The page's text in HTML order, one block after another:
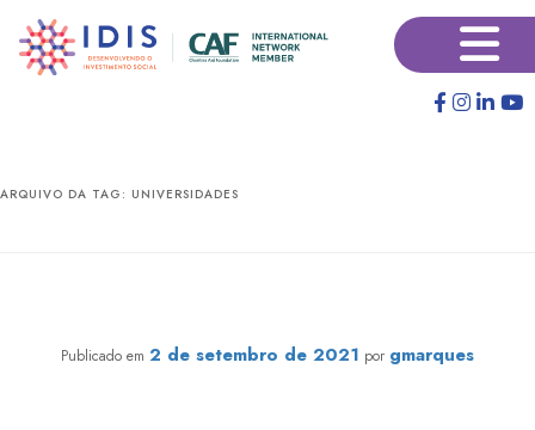
para
para
×
ARQUIVO DA TAG: UNIVERSIDADES
Publicado em 2 de setembro de 2021 por gmarques